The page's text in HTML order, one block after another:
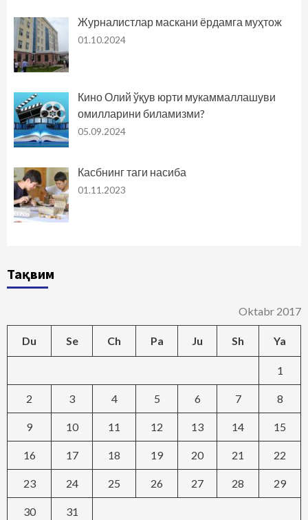
Журналистлар маскани ёрдамга муҳтож
01.10.2024
Кино Олий ўқув юрти мукаммаллашуви
омилларини биламизми?
05.09.2024
Касбнинг таги насиба
01.11.2023
Тақвим
Oktabr 2017
Du Se Ch Pa Ju Sh Ya
1
2 3 4 5 6 7 8
9 10 11 12 13 14 15
16 17 18 19 20 21 22
23 24 25 26 27 28 29
30 31